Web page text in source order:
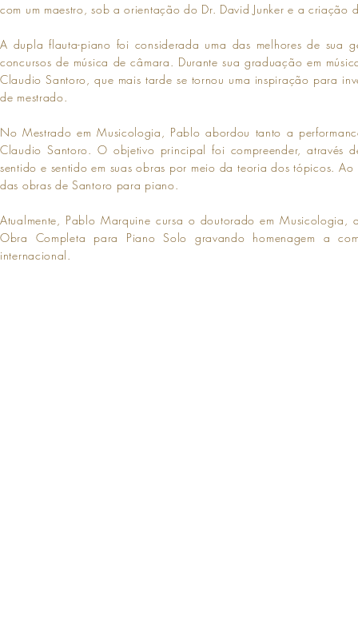
com um maestro, sob a orientação do Dr. David Junker e a
A dupla flauta-piano foi considerada uma das melhores de sua
concursos de música de câmara. Durante sua graduação em
Claudio Santoro, que mais tarde se tornou uma inspiração para
de mestrado.
No Mestrado em Musicologia, Pablo abordou tanto a
Claudio Santoro. O objetivo principal foi compreender, através
sentido e sentido em suas obras por meio da teoria dos tópicos.
das obras de Santoro para piano.
Atualmente, Pablo Marquine cursa o doutorado em Musicologia,
Obra Completa para Piano Solo gravando homenagem a
internacional.